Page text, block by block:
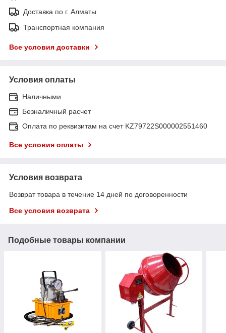
Доставка по г. Алматы
Транспортная компания
Все условия доставки
Условия оплаты
Наличными
Безналичный расчет
Оплата по реквизитам на счет KZ79722S000002551460
Все условия оплаты
Условия возврата
Возврат товара в течение 14 дней по договоренности
Все условия возврата
Подобные товары компании